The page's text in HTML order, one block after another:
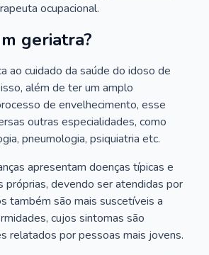
ocupacional.
geriatra?
ao cuidado da saúde do idoso de
além de ter um amplo
de envelhecimento, esse
outras especialidades, como
pneumologia, psiquiatria etc.
apresentam doenças típicas e
próprias, devendo ser atendidas por
também são mais suscetíveis a
cujos sintomas são
relatados por pessoas mais jovens.